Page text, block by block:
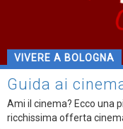
VIVERE A BOLOGNA
Guida ai
Ami il cinema? Ecco una
ricchissima offerta